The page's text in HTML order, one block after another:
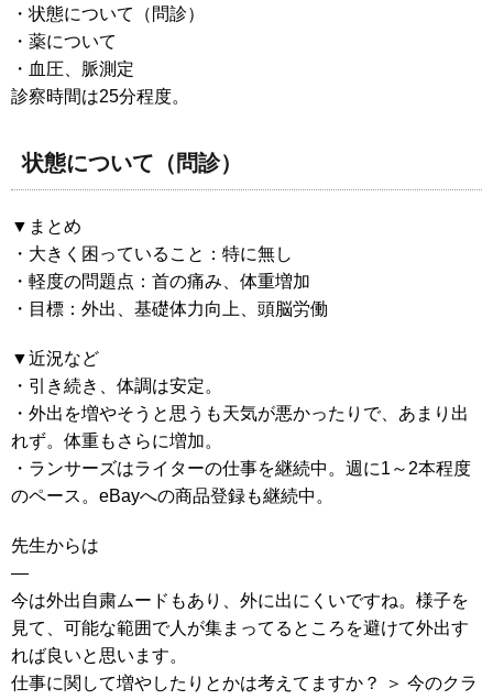
・状態について（問診）
・薬について
・血圧、脈測定
診察時間は25分程度。
状態について（問診）
▼まとめ
・大きく困っていること：特に無し
・軽度の問題点：首の痛み、体重増加
・目標：外出、基礎体力向上、頭脳労働
▼近況など
・引き続き、体調は安定。
・外出を増やそうと思うも天気が悪かったりで、あまり出
れず。体重もさらに増加。
・ランサーズはライターの仕事を継続中。週に1～2本程度
のペース。eBayへの商品登録も継続中。
先生からは
—
今は外出自粛ムードもあり、外に出にくいですね。様子を
見て、可能な範囲で人が集まってるところを避けて外出す
れば良いと思います。
仕事に関して増やしたりとかは考えてますか？ ＞ 今のクラ